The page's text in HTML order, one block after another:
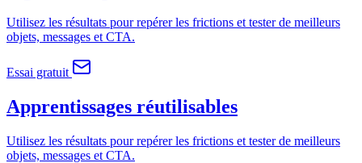
Utilisez les résultats pour repérer les frictions et tester de meilleurs
objets, messages et CTA.
Essai gratuit
Apprentissages réutilisables
Utilisez les résultats pour repérer les frictions et tester de meilleurs
objets, messages et CTA.